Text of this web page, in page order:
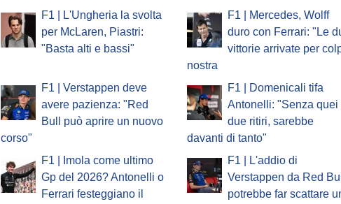
F1 | L'Ungheria la svolta
per McLaren, Piastri:
"Basta alti e bassi"
F1 | Mercedes, Wolff
duro con Ferrari: "Le
vittorie arrivate per
nostra
F1 | Verstappen deve
avere pazienza: "Red
Bull può aprire un nuovo
corso"
F1 | Domenicali tifa
Antonelli: "Senza quei
due ritiri, sarebbe
davanti di tanto"
F1 | Imola come ultimo
Gp del 2026? Antonelli o
Ferrari festeggiano il
F1 | L'addio di
Verstappen da Red Bull
potrebbe far scattare